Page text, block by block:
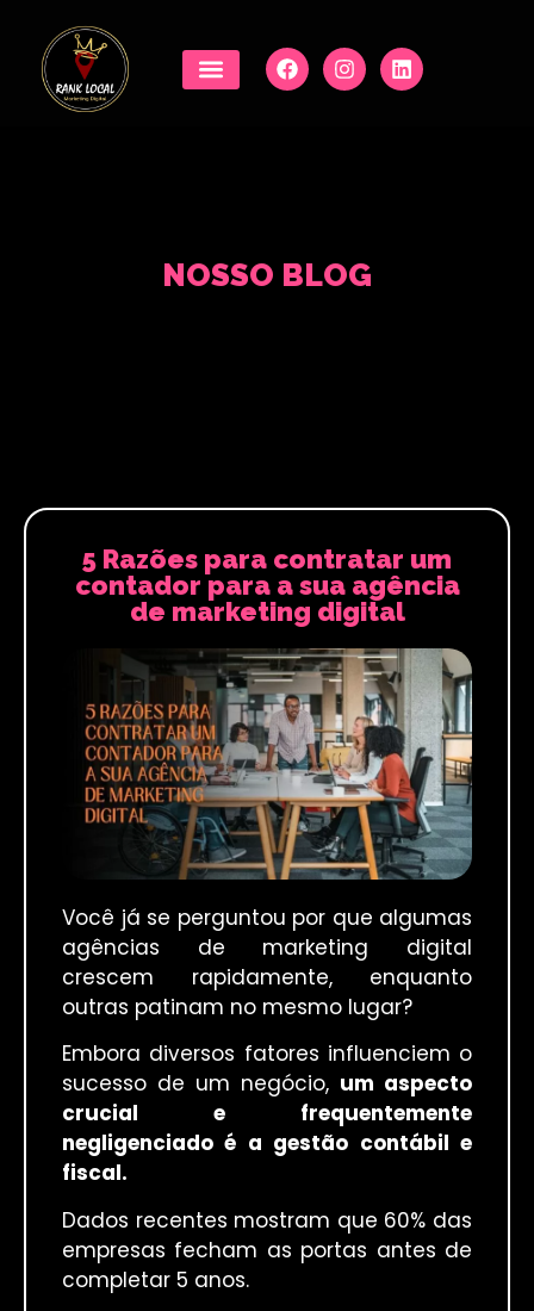
NOSSO BLOG
5 Razões para contratar um
contador para a sua agência
de marketing digital
Você já se perguntou por que algumas
agências de marketing digital
crescem rapidamente, enquanto
outras patinam no mesmo lugar?
Embora diversos fatores influenciem o
sucesso de um negócio, um aspecto
crucial e frequentemente
negligenciado é a gestão contábil e
fiscal.
Dados recentes mostram que 60% das
empresas fecham as portas antes de
completar 5 anos.